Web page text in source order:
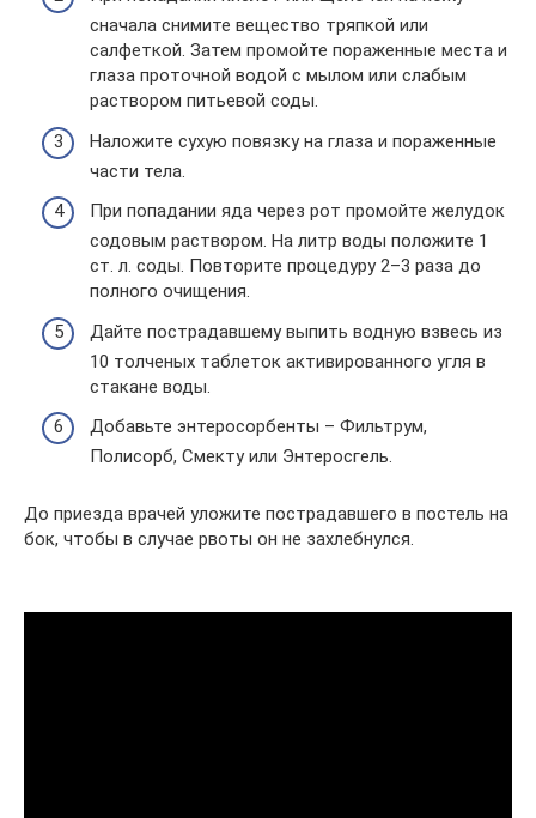
сначала снимите вещество тряпкой или
салфеткой. Затем промойте пораженные места и
глаза проточной водой с мылом или слабым
раствором питьевой соды.
Наложите сухую повязку на глаза и пораженные
части тела.
При попадании яда через рот промойте желудок
содовым раствором. На литр воды положите 1
ст. л. соды. Повторите процедуру 2–3 раза до
полного очищения.
Дайте пострадавшему выпить водную взвесь из
10 толченых таблеток активированного угля в
стакане воды.
Добавьте энтеросорбенты – Фильтрум,
Полисорб, Смекту или Энтеросгель.
До приезда врачей уложите пострадавшего в постель на
бок, чтобы в случае рвоты он не захлебнулся.